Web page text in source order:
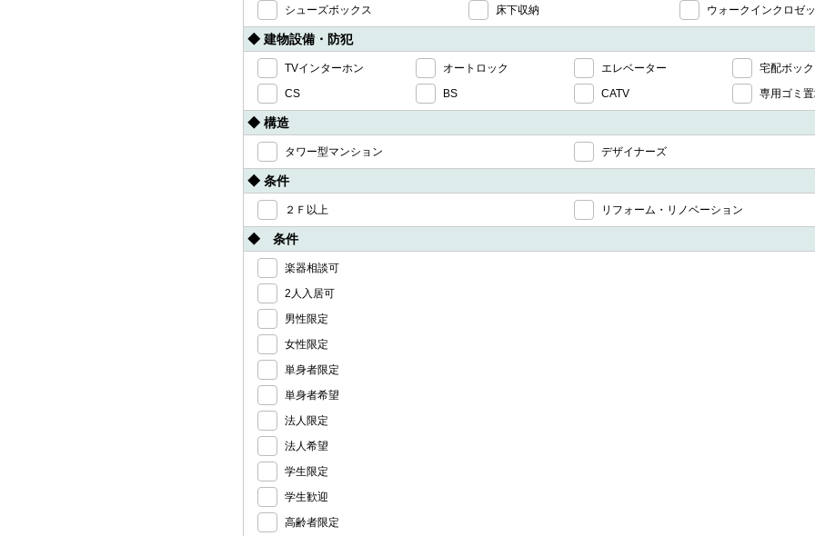
シューズボックス 床下収納 ウォークインクロゼ
◆ 建物設備・防犯
TVインターホン オートロック エレベーター
宅配ボッ
CS
BS CATV 専用ゴミ
◆ 構造
タワー型マンション デザイナーズ
◆ 条件
２Ｆ以上 リフォーム・リノベーション
◆ 条件
楽器相談可
2人入居可
男性限定
女性限定
単身者限定
単身者希望
法人限定
法人希望
学生限定
学生歓迎
高齢者限定